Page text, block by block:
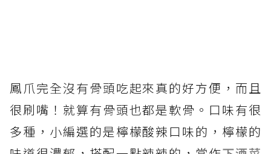
鳳爪完全沒有骨頭吃起來真的好方便，而且
很刷嘴！就算有骨頭也都是軟骨。口味有很
多種，小編選的是檸檬酸辣口味的，檸檬的